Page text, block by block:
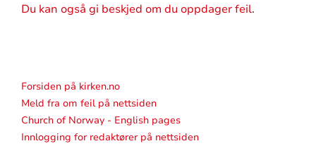
Du kan også gi beskjed om du oppdager feil.
Forsiden på kirken.no
Meld fra om feil på nettsiden
Church of Norway - English pages
Innlogging for redaktører på nettsiden